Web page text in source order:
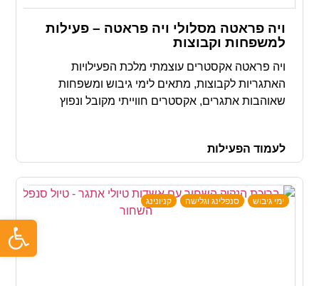
ויה פראטה מסלולי ויה פראטה – פעילות
למשפחות וקבוצות
ויה פראטה אקסטרים עוצמתי מלכת הפעילויות
האתגריות לקבוצות, מתאים לימי גיבוש ומשפחות
שאוהבות אתגרים, אקסטרים חווייתי מקובל ונפוץ
מאיזים וידיות לטיפוס
לעמוד הפעילות
ימי גיבוש סנפלינג וגלישה קניונינג
פתח